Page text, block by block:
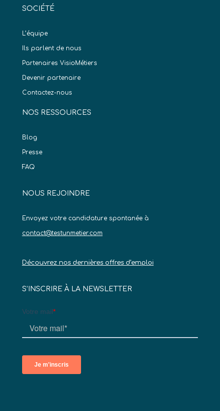
SOCIÉTÉ
L’équipe
Ils parlent de nous
Partenaires VisioMétiers
Devenir partenaire
Contactez-nous
NOS RESSOURCES
Blog
Presse
FAQ
NOUS REJOINDRE
Envoyez votre candidature spontanée à
contact@testunmetier.com
Découvrez nos dernières offres d’emploi
S’INSCRIRE À LA NEWSLETTER